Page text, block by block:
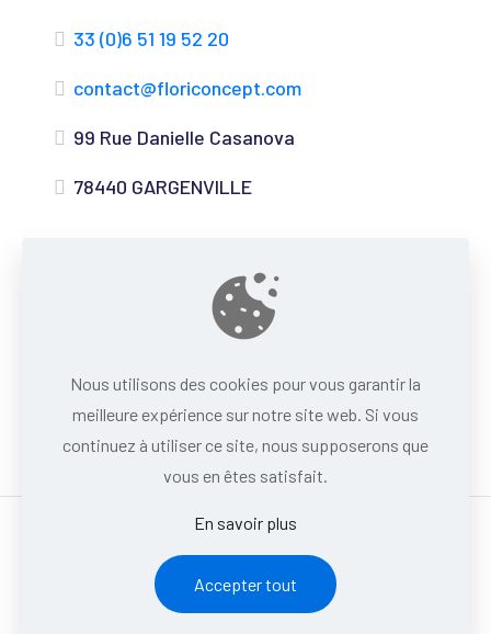
33 (0)6 51 19 52 20
contact@floriconcept.com
99 Rue Danielle Casanova
78440 GARGENVILLE
Nous utilisons des cookies pour vous garantir la
meilleure expérience sur notre site web. Si vous
continuez à utiliser ce site, nous supposerons que
vous en êtes satisfait.
En savoir plus
Accepter tout